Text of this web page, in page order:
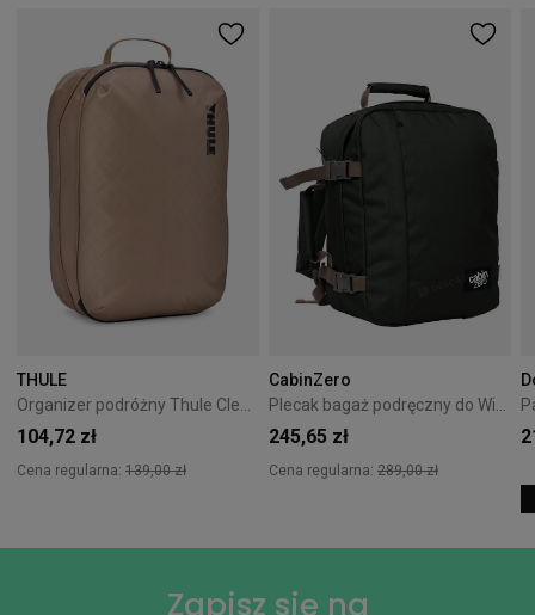
THULE
Organizer podróżny Thule Clean/Dirty Cube Gentle beige
104,72 zł
Cena regularna: 139,00 zł
CabinZero
Plecak bagaż podręczny do Wizzair Cabin Zero Classic 28L Black Sand
245,65 zł
Cena regularna: 289,00 zł
Zapisz się na